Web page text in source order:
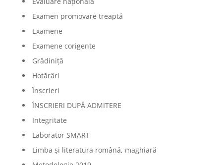
Examen promovare treaptă
Examene
Examene corigente
Grădiniță
Hotărâri
Înscrieri
ÎNSCRIERI DUPĂ ADMITERE
Integritate
Laborator SMART
Limba şi literatura română, maghiară